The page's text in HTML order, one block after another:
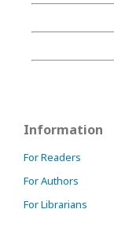
Information
For Readers
For Authors
For Librarians